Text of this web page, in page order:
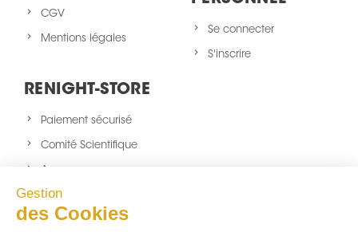
Gestion
des Cookies
CGV
Mentions légales
Se connecter
S'inscrire
RENIGHT-STORE
Paiement sécurisé
Comité Scientifique
A propos
Nouveaux produits
sitemap